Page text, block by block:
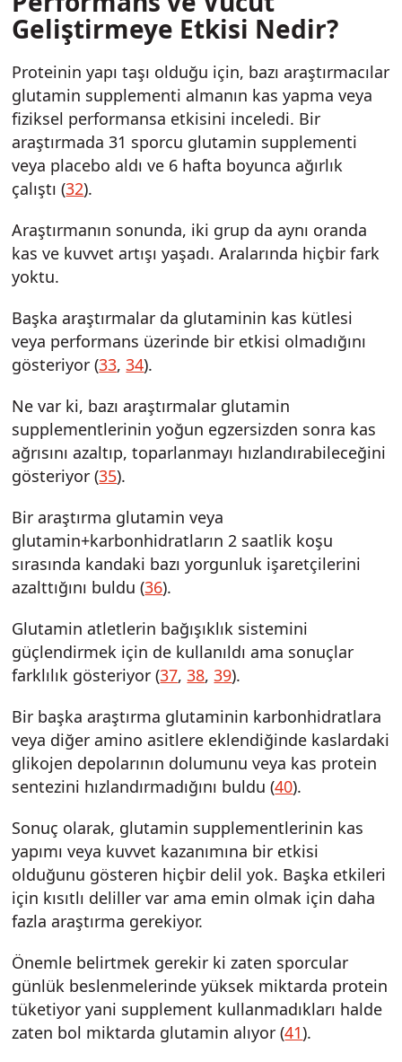
Geliştirmeye Etkisi Nedir?
Proteinin yapı taşı olduğu için, bazı araştırmacılar
glutamin supplementi almanın kas yapma veya
fiziksel performansa etkisini inceledi. Bir
araştırmada 31 sporcu glutamin supplementi
veya placebo aldı ve 6 hafta boyunca ağırlık
çalıştı (32).
Araştırmanın sonunda, iki grup da aynı oranda
kas ve kuvvet artışı yaşadı. Aralarında hiçbir fark
yoktu.
Başka araştırmalar da glutaminin kas kütlesi
veya performans üzerinde bir etkisi olmadığını
gösteriyor (33,34).
Ne var ki, bazı araştırmalar glutamin
supplementlerinin yoğun egzersizden sonra kas
ağrısını azaltıp, toparlanmayı hızlandırabileceğini
gösteriyor (35).
Bir araştırma glutamin veya
glutamin+karbonhidratların 2 saatlik koşu
sırasında kandaki bazı yorgunluk işaretçilerini
azalttığını buldu (36).
Glutamin atletlerin bağışıklık sistemini
güçlendirmek için de kullanıldı ama sonuçlar
farklılık gösteriyor (37,38,39).
Bir başka araştırma glutaminin karbonhidratlara
veya diğer amino asitlere eklendiğinde kaslardaki
glikojen depolarının dolumunu veya kas protein
sentezini hızlandırmadığını buldu (40).
Sonuç olarak, glutamin supplementlerinin kas
yapımı veya kuvvet kazanımına bir etkisi
olduğunu gösteren hiçbir delil yok. Başka etkileri
için kısıtlı deliller var ama emin olmak için daha
fazla araştırma gerekiyor.
Önemle belirtmek gerekir ki zaten sporcular
günlük beslenmelerinde yüksek miktarda protein
tüketiyor yani supplement kullanmadıkları halde
zaten bol miktarda glutamin alıyor (41).